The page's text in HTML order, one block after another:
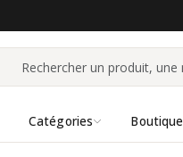
Catégories Boutique